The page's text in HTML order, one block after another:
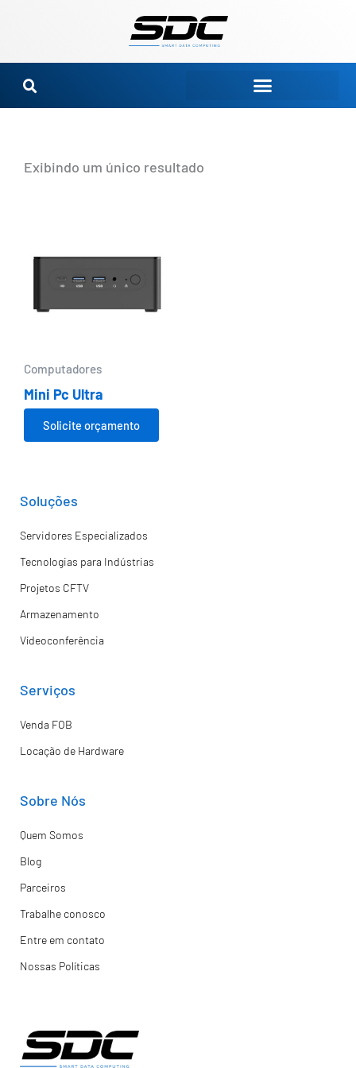
conteúdo
Exibindo um único resultado
Computadores
Mini Pc Ultra
Solicite orçamento
Soluções
Servidores Especializados
Tecnologias para Indústrias
Projetos CFTV
Armazenamento
Vídeoconferência
Serviços
Venda FOB
Locação de Hardware
Sobre Nós
Quem Somos
Blog
Parceiros
Trabalhe conosco
Entre em contato
Nossas Políticas